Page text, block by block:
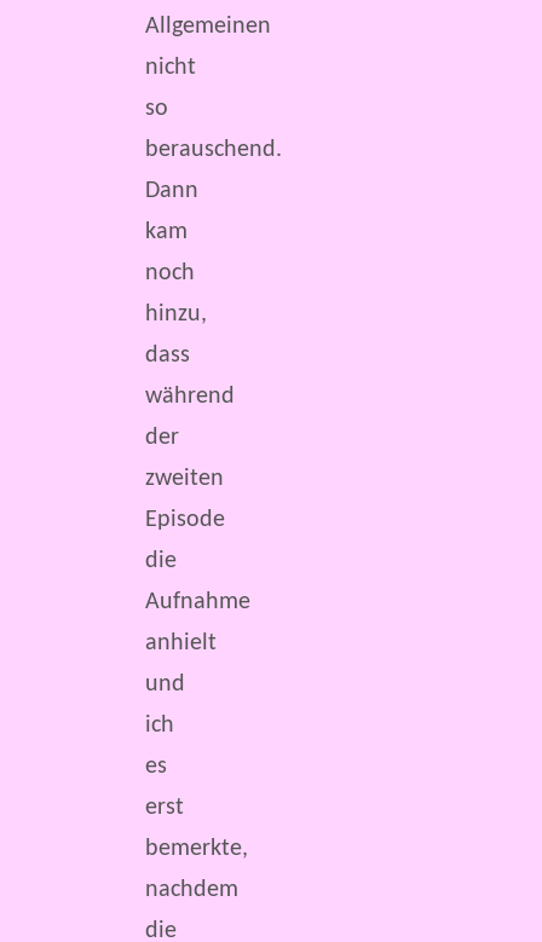
Allgemeinen
nicht
so
berauschend.
Dann
kam
noch
hinzu,
dass
während
der
zweiten
Episode
die
Aufnahme
anhielt
und
ich
es
erst
bemerkte,
nachdem
die